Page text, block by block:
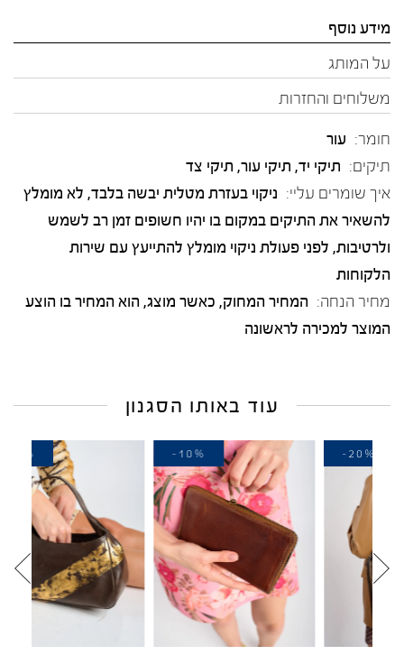
מידע נוסף
על המותג
משלוחים והחזרות
חומר: עור
תיקים: תיקי יד, תיקי עור, תיקי צד
איך שומרים עליי: ניקוי בעזרת מטלית יבשה בלבד, לא מומלץ
להשאיר את התיקים במקום בו יהיו חשופים זמן רב לשמש
ולרטיבות, לפני פעולת ניקוי מומלץ להתייעץ עם שירות
הלקוחות
מחיר הנחה: המחיר המחוק, כאשר מוצג, הוא המחיר בו הוצע
המוצר למכירה לראשונה
עוד באותו הסגנון
-10%
-30%